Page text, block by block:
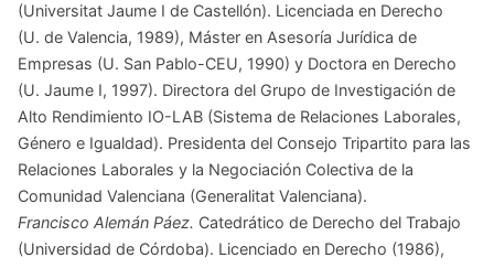
(Universitat Jaume I de Castellón). Licenciada en Derecho
(U. de Valencia, 1989), Máster en Asesoría Jurídica de
Empresas (U. San Pablo-CEU, 1990) y Doctora en Derecho
(U. Jaume I, 1997). Directora del Grupo de Investigación de
Alto Rendimiento IO-LAB (Sistema de Relaciones Laborales,
Género e Igualdad). Presidenta del Consejo Tripartito para las
Relaciones Laborales y la Negociación Colectiva de la
Comunidad Valenciana (Generalitat Valenciana).
Francisco Alemán Páez. Catedrático de Derecho del Trabajo
(Universidad de Córdoba). Licenciado en Derecho (1986),